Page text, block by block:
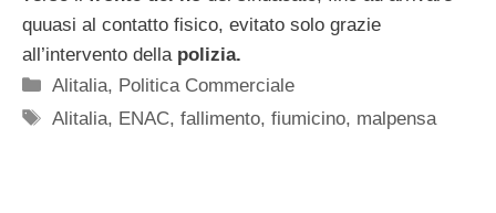
quuasi al contatto fisico, evitato solo grazie
all’intervento della polizia.
Categorie
Alitalia, Politica Commerciale
Tag
Alitalia, ENAC,fallimento,fiumicino, malpensa